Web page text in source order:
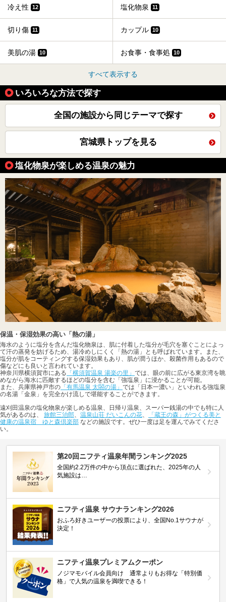
冷え性 12 塩化物泉 11
切り傷 11 カップル 10
美肌の湯 10 お食事・食事処 10
すべて表示する
いろいろな方法で探す
全国の施設から同じテーマで探す
宮城県トップを見る
塩化物泉が楽しめる温泉の魅力
保温・保湿効果の高い「熱の湯」
海水のように塩分を含んだ塩化物泉は、肌に付着した塩分が毛穴を塞ぐことによっ
て汗の蒸発を妨げるため、湯冷めしにくく「熱の湯」とも呼ばれています。また、
塩分が肌をコーティングする保湿効果もあり、肌が潤うほか、殺菌作用もあるので
傷などにも良いと言われています。
神奈川県横須賀市にある 「横須賀温泉 湯楽の里」 では、眼の前に広がる東京湾を眺
めながら海水に匹敵するほどの塩分を含む「強塩泉」に浸かることが可能。
また、兵庫県神戸市の 「有馬温泉 太閤の湯」 では「日本一濃い」といわれる強塩泉
の名湯「金泉」を完全かけ流しで堪能することができます。
遠刈田温泉の塩化物泉が楽しめる温泉、日帰り温泉、スーパー銭湯の中でも特に人
気があるのは、 旅館三治郎、 温泉山荘 だいこんの花、
「蔵王の森」がつくる美と
健康の温泉宿 ゆと森倶楽部 などの施設です。ぜひ一度は足を運んでみてくださ
い。
第20回ニフティ温泉年間ランキング2025
全国約2.2万件の中から頂点に選ばれた、2025年の人
気施設は…
ニフティ温泉 サウナランキング2026
おふろ好きユーザーの投票により、全国No.1サウナが
決定！
ニフティ温泉プレミアムクーポン
ノジマモバイル会員向け 通常よりもお得な「特別価
格」で人気の温泉を満喫できる！